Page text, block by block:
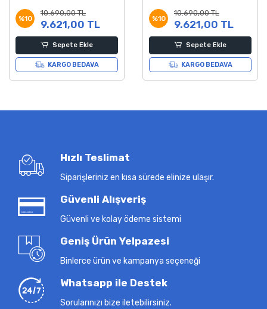
%10
10.690,00 TL
9.621,00 TL
Sepete Ekle
KARGO BEDAVA
%10
10.690,00 TL
9.621,00 TL
Sepete Ekle
KARGO BEDAVA
Hızlı Teslimat
Siparişleriniz en kısa sürede elinize ulaşır.
Güvenli Alışveriş
Güvenli ve kolay ödeme sistemi
Geniş Ürün Yelpazesi
Binlerce ürün ve kampanya seçeneği
Whatsapp ile Destek
Sorularınızı bize iletebilirsiniz.